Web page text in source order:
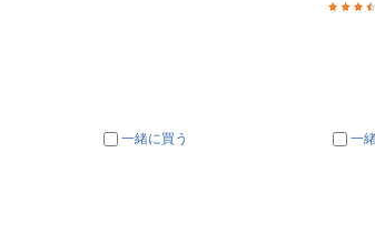
一緒に買う 一